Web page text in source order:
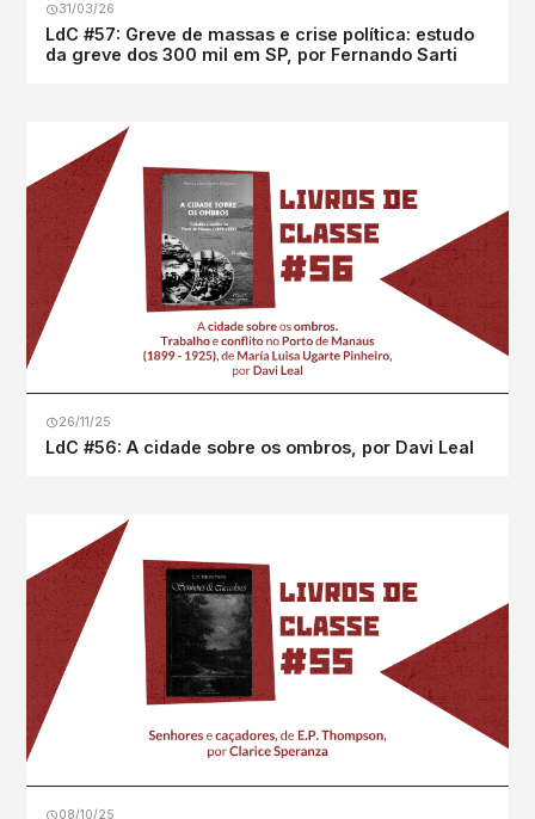
31/03/26
LdC #57: Greve de massas e crise política: estudo
da greve dos 300 mil em SP, por Fernando Sarti
26/11/25
LdC #56: A cidade sobre os ombros, por Davi Leal
08/10/25